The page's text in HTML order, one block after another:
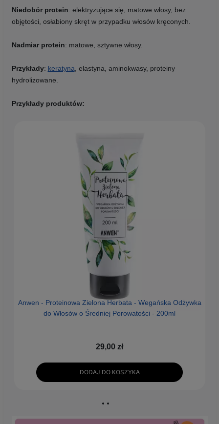
Niedobór protein: elektryzujące się, matowe włosy, bez
objętości, osłabiony skręt w przypadku włosów kręconych.
Nadmiar protein: matowe, sztywne włosy.
Przykłady: keratyna, elastyna, aminokwasy, proteiny
hydrolizowane.
Przykłady produktów:
Anwen - Proteinowa Zielona Herbata - Wegańska Odżywka
do Włosów o Średniej Porowatości - 200ml
29,00 zł
DODAJ DO KOSZYKA